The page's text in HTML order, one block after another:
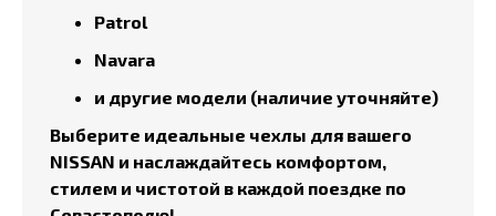
Patrol
Navara
и другие модели (наличие уточняйте)
Выберите идеальные чехлы для вашего
NISSAN и наслаждайтесь комфортом,
стилем и чистотой в каждой поездке по